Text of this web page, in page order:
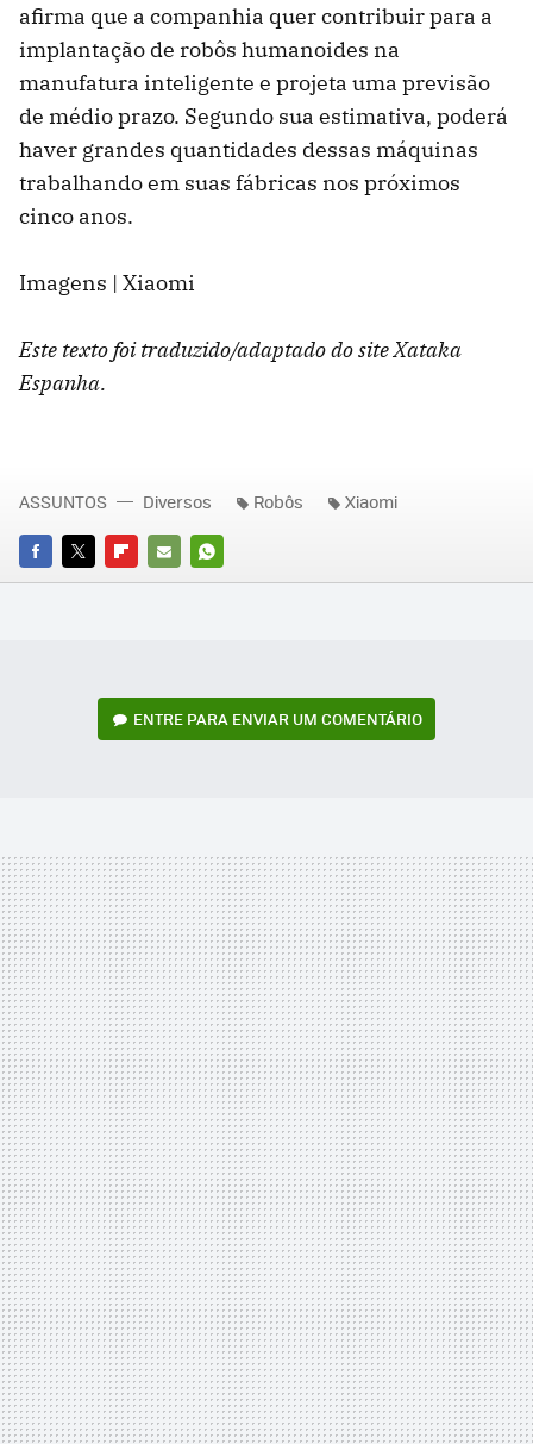
afirma que a companhia quer contribuir para a
implantação de robôs humanoides na
manufatura inteligente e projeta uma previsão
de médio prazo. Segundo sua estimativa, poderá
haver grandes quantidades dessas máquinas
trabalhando em suas fábricas nos próximos
cinco anos.
Imagens | Xiaomi
Este texto foi traduzido/adaptado do site Xataka
Espanha.
FACEBOOK
TWITTERFLIPBOARD
E-
WHATSAPP
ASSUNTOS Diversos Robôs Xiaomi
ENTRE PARA ENVIAR UM COMENTÁRIO